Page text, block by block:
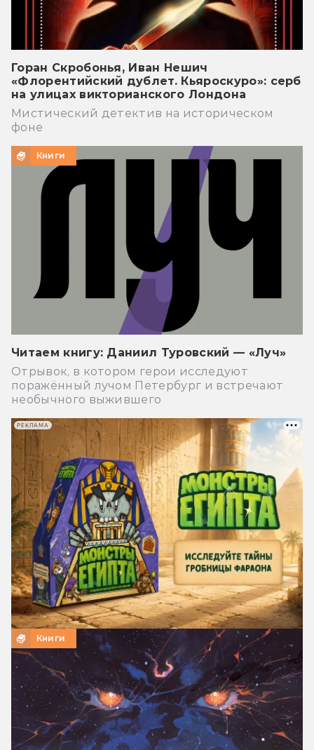
Горан Скробонья, Иван Нешич
«Флорентийский дублет. Кьяроскуро»: серб
на улицах викторианского Лондона
Мистический детектив на историческом
фоне
Книги
Читаем книгу: Даниил Туровский — «Луч»
Отрывок, в котором герои исследуют
поражённый лучом Петербург и встречают
необычного выжившего
Книги
РЕКЛАМА